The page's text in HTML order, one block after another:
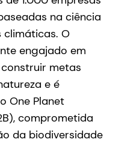
na ciência
O
engajado em
metas
e é
One Planet
comprometida
da biodiversidade